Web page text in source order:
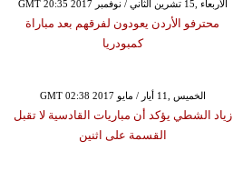
GMT 20:35 2017 الأربعاء ,15 تشرين الثاني / نوفمبر
محترفو الأردن يعودون لفرقهم بعد مباراة
كمبودريا
GMT 02:38 2017 الخميس ,11 أيار / مايو
زياد الشطي يؤكد أن مباريات القادسية لا تقبل
القسمة على اثنين